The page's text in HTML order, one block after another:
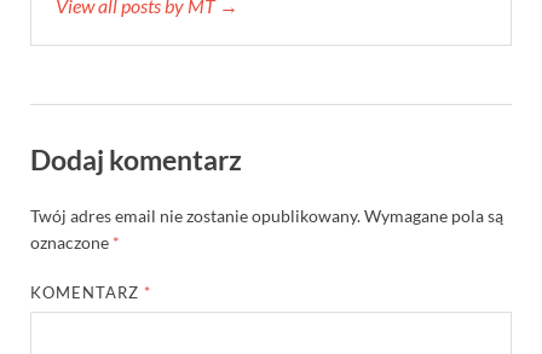
View all posts by MT →
Dodaj komentarz
Twój adres email nie zostanie opublikowany.Wymagane pola są
oznaczone *
KOMENTARZ *